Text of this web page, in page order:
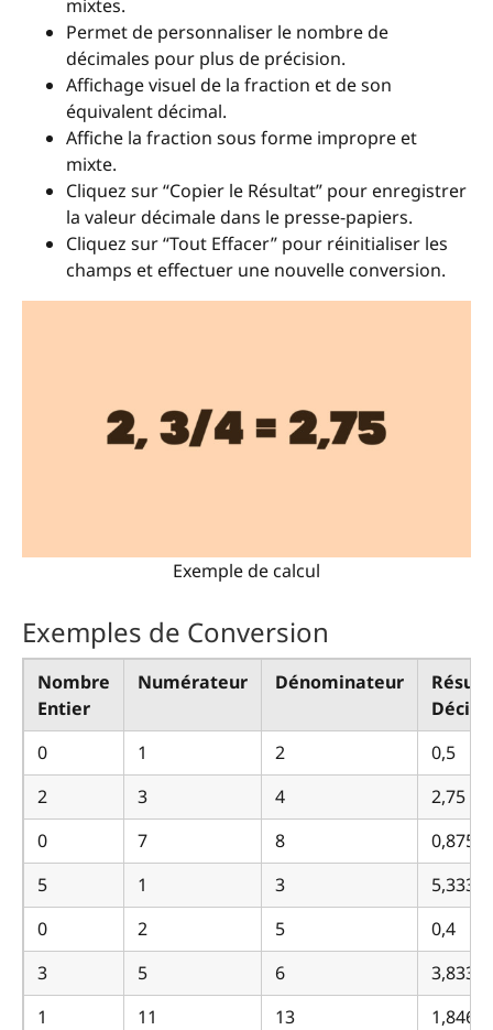
mixtes.
Permet de personnaliser le nombre de
décimales pour plus de précision.
Affichage visuel de la fraction et de son
équivalent décimal.
Affiche la fraction sous forme impropre et
mixte.
Cliquez sur “Copier le Résultat” pour enregistrer
la valeur décimale dans le presse-papiers.
Cliquez sur “Tout Effacer” pour réinitialiser les
champs et effectuer une nouvelle conversion.
Exemple de calcul
Exemples de Conversion
Nombre
Entier
Numérateur Dénominateur
0
1 2
0,5
2
3 4
2,75
0
7 8
0,875
5
1 3
5,333…
0
2 5
0,4
3
5 6
3,833…
1
11 13
1,846…